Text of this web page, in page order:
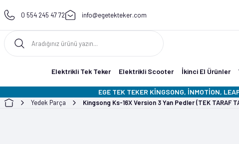
0 554 245 47 72 info@egetekteker.com
Elektrikli Tek Teker Elektrikli Scooter İkinci El Ürünler
EGE TEK TEKER KİNGSONG, İNMOTİON,
Yedek Parça Kingsong Ks-16X Version 3 Yan Pedler (TEK TARAF